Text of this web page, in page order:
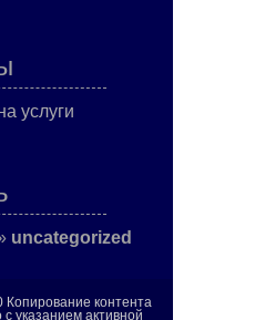
услуги
uncategorized
контента
указанием активной